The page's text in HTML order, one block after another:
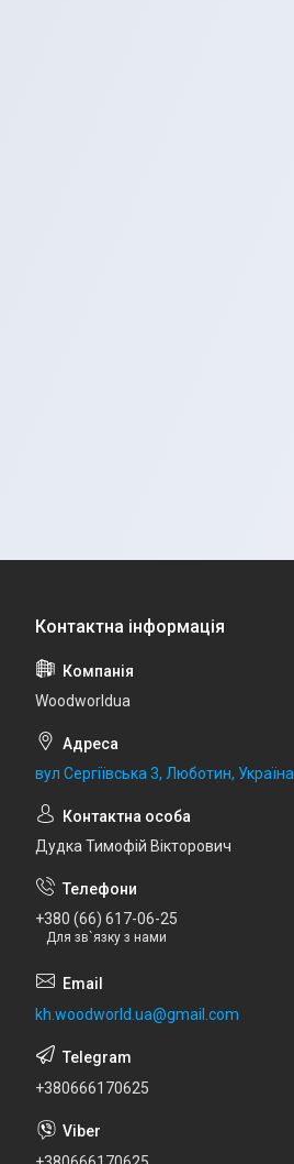
Woodworldua
вул Сергіївська 3, Люботин, Україна
Дудка Тимофій Вікторович
+380 (66) 617-06-25
Для зв`язку з нами
kh.woodworld.ua@gmail.com
+380666170625